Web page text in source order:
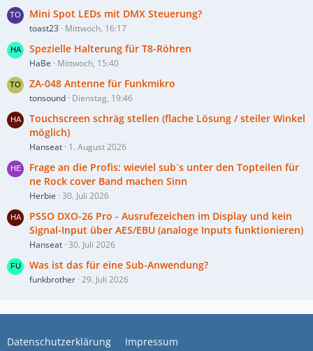
Mini Spot LEDs mit DMX Steuerung?
toast23 Mittwoch, 16:17
Spezielle Halterung für T8-Röhren
HaBe Mittwoch, 15:40
ZA-048 Antenne für Funkmikro
tonsound Dienstag, 19:46
Touchscreen schräg stellen (flache Lösung / steiler Winkel
möglich)
Hanseat 1. August 2026
Frage an die Profis: wieviel sub´s unter den Topteilen für
ne Rock cover Band machen Sinn
Herbie 30. Juli 2026
PSSO DXO-26 Pro - Ausrufezeichen im Display und kein
Signal-Input über AES/EBU (analoge Inputs funktionieren)
Hanseat 30. Juli 2026
Was ist das für eine Sub-Anwendung?
funkbrother 29. Juli 2026
Datenschutzerklärung Impressum